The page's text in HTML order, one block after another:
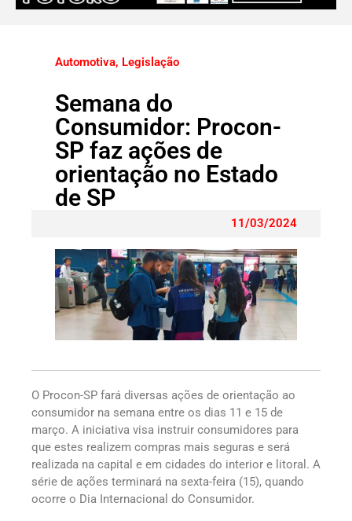
Automotiva, Legislação
Semana do
Consumidor: Procon-
SP faz ações de
orientação no Estado
de SP
11/03/2024
O Procon-SP fará diversas ações de orientação ao
consumidor na semana entre os dias 11 e 15 de
março. A iniciativa visa instruir consumidores para
que estes realizem compras mais seguras e será
realizada na capital e em cidades do interior e litoral. A
série de ações terminará na sexta-feira (15), quando
ocorre o Dia Internacional do Consumidor.